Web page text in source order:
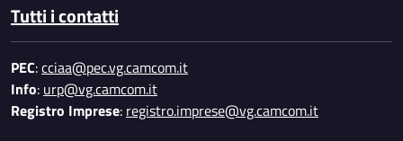
Tutti i contatti
PEC:cciaa@pec.vg.camcom.it
Info: urp@vg.camcom.it
Registro Imprese: registro.imprese@vg.camcom.it